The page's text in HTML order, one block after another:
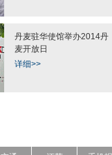
丹麦驻华使馆举办2014丹
麦开放日
详细>>